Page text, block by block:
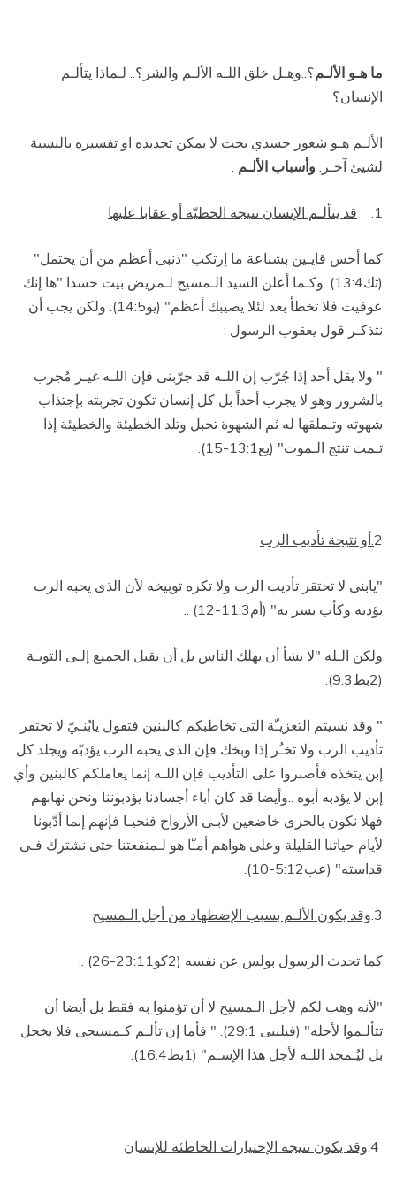
ما هـو الألـم؟..وهـل خلق اللـه الألـم والشر؟.. لـماذا يتألـم
الإنسان؟
الألـم هـو شعور جسدي بحت لا يمكن تحديده او تفسيره بالنسبة
لشيئ آخـر. وأسباب الألـم :
1. قد يتألـم الإنسان نتيجة الخطيّة أو عقابا عليها
كما أحس قايـين بشناعة ما إرتكب "ذنبى أعظم من أن يحتمل"
(تك13:4). وكـما أعلن السيد الـمسيح لـمريض بيت حسدا "ها إنك
عوفيت فلا تخطأ بعد لئلا يصيبك أعظم" (يو14:5). ولكن يجب أن
نتذكـر قول يعقوب الرسول :
" ولا يقل أحد إذا جُرّب إن اللـه قد جرّبنى فإن اللـه غيـر مُجرب
بالشرور وهو لا يجرب أحداً بل كل إنسان تكون تجربته بإجتذاب
شهوته وتـملقها له ثم الشهوة تحبل وتلد الخطيئة والخطيئة إذا
تـمت تنتج الـموت" (يع13:1-15).
2.أو نتيجة تأديب الرب
"يابنى لا تحتقر تأديب الرب ولا تكره توبيخه لأن الذى يحبه الرب
يؤدبه وكأب يسر به" (أم11:3-12) ..
ولكن الـله "لا يشأ أن يهلك الناس بل أن يقبل الحميع إلـى التوبـة
(2بط9:3).
" وقد نسيتم التعزيـّة التى تخاطبكم كالبنين فتقول يابُنـيّ لا تحتقر
تأديب الرب ولا تخـُر إذا وبخك فإن الذى يحبه الرب يؤدبّه ويجلد كل
إبن يتخذه فأصبروا على التأديب فإن اللـه إنما يعاملكم كالبنين وأي
إبن لا يؤدبه أبوه ..وأيضا قد كان أباء أجسادنا يؤدبوننا ونحن نهابهم
فهلا نكون بالحرى خاضعين لأبـى الأرواح فنحيـا فإنهم إنما أدّبونا
لأيام حياتنا القليلة وعلى هواهم أمـّا هو لـمنفعتنا حتى نشترك فـى
قداسته" (عب5:12-10).
3. وقد يكون الألـم بسبب الإضطهاد من أجل الـمسيح
كما تحدث الرسول بولس عن نفسه (2كو23:11-26) ..
"لأنه وهب لكم لأجل الـمسيح لا أن تؤمنوا به فقط بل أيضا أن
تتألـموا لأجله" (فيليبى 29:1). " فأما إن تألـم كـمسيحى فلا يخجل
بل ليُـمجد اللـه لأجل هذا الإسـم" (1بط16:4).
4. وقد يكون نتيجة الإختيارات الخاطئة للإنسان